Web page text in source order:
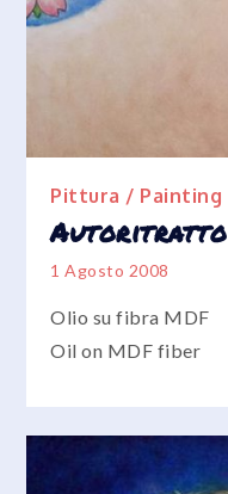
Pittura / Painting
Autoritratto
1 Agosto 2008
Olio su fibra MDF
Oil on MDF fiber